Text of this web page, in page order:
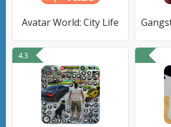
Avatar World: City Life
4.3